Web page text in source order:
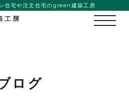
住宅や注文住宅のgreen建築工房
ログ